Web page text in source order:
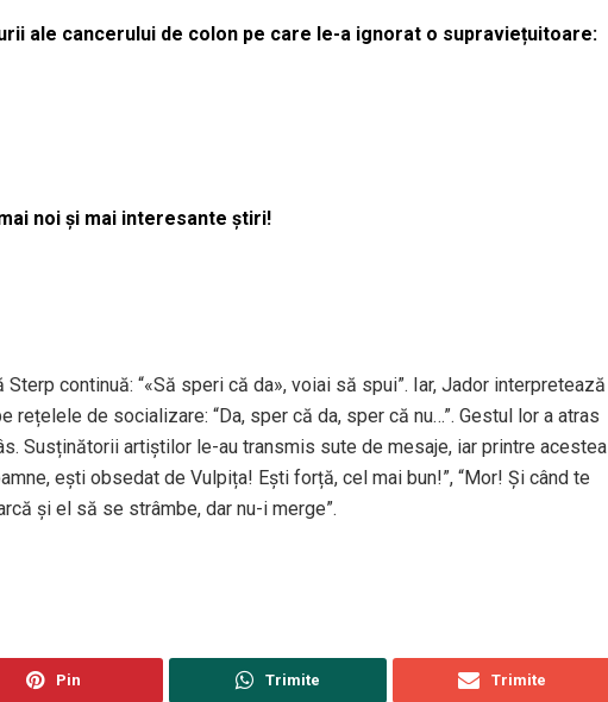
ale cancerului de colon pe care le-a ignorat o supraviețuitoare:
noi și mai interesante știri!
continuă: “«Să speri că da», voiai să spui”. Iar, Jador interpretează
rețelele de socializare: “Da, sper că da, sper că nu…”. Gestul lor a atras
Susținătorii artiștilor le-au transmis sute de mesaje, iar printre acestea
ești obsedat de Vulpița! Ești forță, cel mai bun!”, “Mor! Și când te
și el să se strâmbe, dar nu-i merge”.
Pin Trimite Trimite